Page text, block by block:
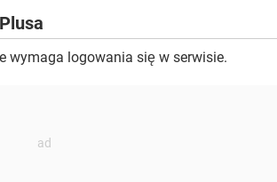
wymaga logowania się w serwisie.